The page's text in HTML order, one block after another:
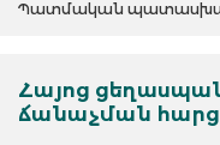
Պատմական
Հայոց
ճանաչման